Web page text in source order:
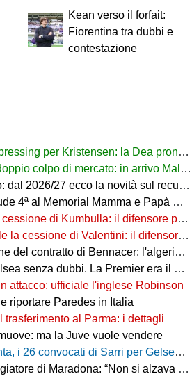
Kean verso il forfait:
Fiorentina tra dubbi e
contestazione
per Kristensen: la Dea pronta ad alzare l'offerta all'Udinese
colpo di mercato: in arrivo Maldini e Kevin Carlos
2026/27 ecco la novità sul recupero
al Memorial Mamma e Papà Cairo
di Kumbulla: il difensore passa al Rayo Vallecano
di Valentini: il difensore passa al Deportivo Alavés
di Bennacer: l'algerino saluta dopo sette anni
dubbi. La Premier era il mio sogno"
attacco: ufficiale l'inglese Robinson
riportare Paredes in Italia
trasferimento al Parma: i dettagli
ma la Juve vuole vendere
26 convocati di Sarri per Gelsenkirchen
“Non si alzava dal letto, ero preoccupato”